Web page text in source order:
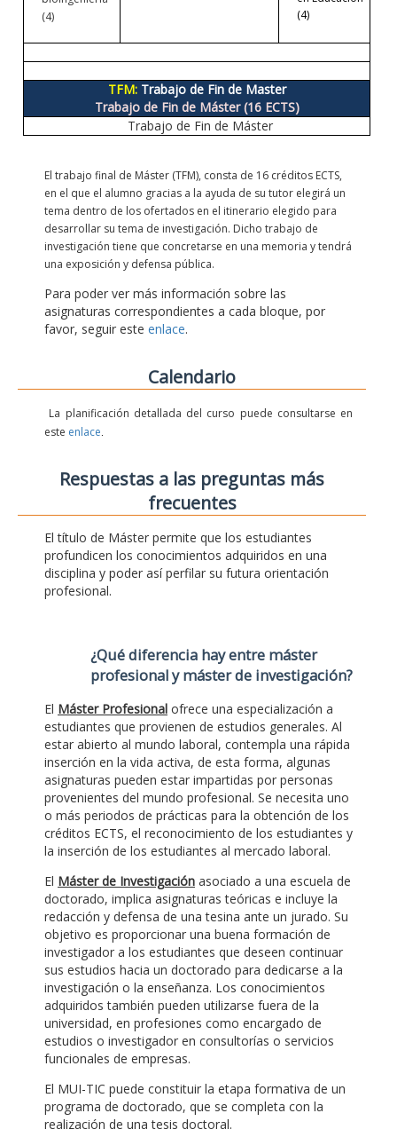
(4)
(4)
TFM: Trabajo de Fin de Master
Trabajo de Fin de Máster (16 ECTS)
Trabajo de Fin de Máster
El trabajo final de Máster (TFM), consta de 16 créditos ECTS,
en el que el alumno gracias a la ayuda de su tutor elegirá un
tema dentro de los ofertados en el itinerario elegido para
desarrollar su tema de investigación. Dicho trabajo de
investigación tiene que concretarse en una memoria y tendrá
una exposición y defensa pública.
Para poder ver más información sobre las
asignaturas correspondientes a cada bloque, por
favor, seguir este enlace.
Calendario
La planificación detallada del curso puede consultarse en
este enlace.
Respuestas a las preguntas más
frecuentes
El título de Máster permite que los estudiantes
profundicen los conocimientos adquiridos en una
disciplina y poder así perfilar su futura orientación
profesional.
¿Qué diferencia hay entre máster
profesional y máster de investigación?
El Máster Profesional ofrece una especialización a
estudiantes que provienen de estudios generales. Al
estar abierto al mundo laboral, contempla una rápida
inserción en la vida activa, de esta forma, algunas
asignaturas pueden estar impartidas por personas
provenientes del mundo profesional. Se necesita uno
o más periodos de prácticas para la obtención de los
créditos ECTS, el reconocimiento de los estudiantes y
la inserción de los estudiantes al mercado laboral.
El Máster de Investigación asociado a una escuela de
doctorado, implica asignaturas teóricas e incluye la
redacción y defensa de una tesina ante un jurado. Su
objetivo es proporcionar una buena formación de
investigador a los estudiantes que deseen continuar
sus estudios hacia un doctorado para dedicarse a la
investigación o la enseñanza. Los conocimientos
adquiridos también pueden utilizarse fuera de la
universidad, en profesiones como encargado de
estudios o investigador en consultorías o servicios
funcionales de empresas.
El MUI-TIC puede constituir la etapa formativa de un
programa de doctorado, que se completa con la
realización de una tesis doctoral.